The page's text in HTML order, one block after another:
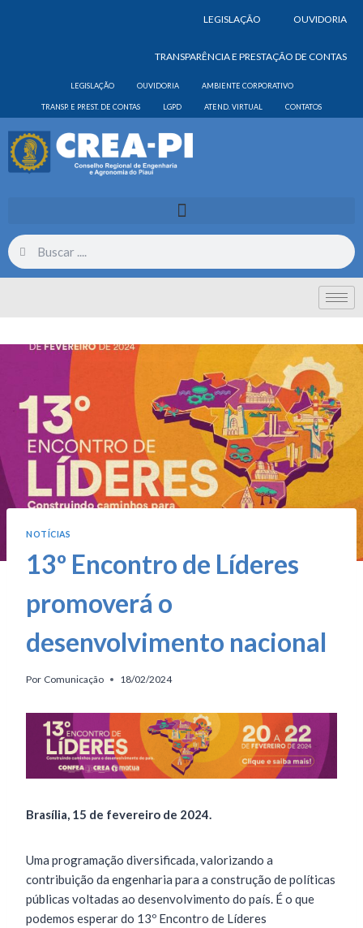
LEGISLAÇÃO OUVIDORIA
TRANSPARÊNCIA E PRESTAÇÃO DE CONTAS
LEGISLAÇÃO OUVIDORIA AMBIENTE CORPORATIVO
TRANSP. E PREST. DE CONTAS LGPD ATEND. VIRTUAL CONTATOS
NOTÍCIAS
13º Encontro de Líderes
promoverá o
desenvolvimento nacional
Por Comunicação 18/02/2024
Brasília, 15 de fevereiro de 2024.
Uma programação diversificada, valorizando a
contribuição da engenharia para a construção de políticas
públicas voltadas ao desenvolvimento do país. É o que
podemos esperar do 13º Encontro de Líderes